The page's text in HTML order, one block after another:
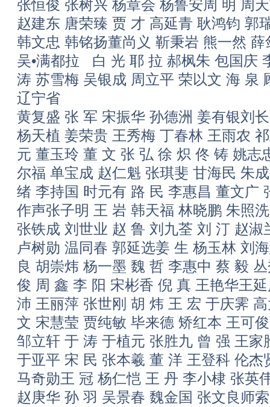
张恒俊 张树兴 杨章会 杨鲁安周 明 周
赵建东 唐荣臻 贾 才 高延青 耿鸿钧 郭
韩文忠 韩铭扬董尚义 靳秉岩 熊一然
吴•满都拉 白 光 耶 拉 郝枫朱 包国庆
涛 苏雪梅 吴银成 周立平 荣以文 海 泉
辽宁省
黄复盛 张 军 宋振华 孙德洲 姜有银刘
杨天植 姜荣贵 王秀梅 丁春林 王雨农
元 董玉玲 董 文 张 弘 徐 炽 佟 铸 姚志
尔福 单宝成 赵仁魁 张琪斐 甘海民 朱
绪 李持国 时元有 路 民 李惠昌 董文广
作声张子明 王 岩 韩天福 林晓鹏 朱照
张铁成 刘世业 赵 鲁 刘九荃 刘 汀 赵淑
卢树勋 温同春 郭延选姜 生 杨玉林 刘
良 胡崇炜 杨一墨 魏 哲 李惠中 蔡 毅
俊 周 鑫 李 阳 宋彬香 倪 真 王艳华王
沛 王丽萍 张世刚 胡 炜 王 宏 于庆霁
文 宋慧莹 贾纯敏 毕来德 矫红本 王可
邹立轩 于 涛 于植元 张胜九 曾 强 王家
于亚平 宋 民 张本羲 董 洋 王登科 伦杰
马奇勋王 冠 杨仁恺 王 丹 李小棣 张英
赵庚华 孙 羽 吴景春 魏金国 张文良师